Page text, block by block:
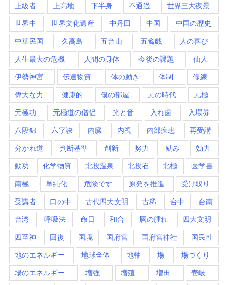
上級者 上高地 下半身 不通過 世界三大夜景
世界中 世界文化遺産 中丹田 中国 中国の歴史
中華民国 久高島 五台山 五禽戯 人の喜び
人生最大の危機 人間の身体 今後の課題 仙人
伊勢神宮 伝達物質 体の動き 体制 修練
偉大な力 健康的 僕の部屋 元の時代 元極
元極功 元極道の僧侶 光と音 入れ歯 入場券
八段錦 六字訣 内臓 内視 内部疾患 再受講
分かれ道 判断基準 創新 努力 励み 効力
動功 化学物質 北投温泉 北投石 北極 医学書
南極 単純化 危険です 原発を推進 受け取り
受講者 口の中 古代四大文明 古稀 台中 台南
台湾 呼吸法 命日 和合 唇の腫れ 四大文明
四至神 回復 国境 国府宮 国府宮神社 国民性
地のエネルギー 地球全体 地軸 場 場づくり
場のエネルギー 増強 増殖 増田 壱岐